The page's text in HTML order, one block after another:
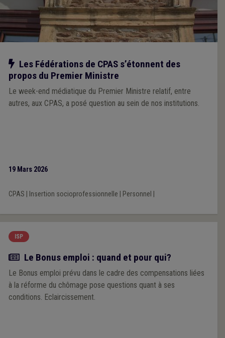
Notre action
Les Fédérations de CPAS s’étonnent des
propos du Premier Ministre
Le week-end médiatique du Premier Ministre relatif, entre
autres, aux CPAS, a posé question au sein de nos institutions.
19 Mars 2026
CPAS Insertion socioprofessionnelle Personnel
ISP
Actualité
Le Bonus emploi : quand et pour qui?
Le Bonus emploi prévu dans le cadre des compensations liées
à la réforme du chômage pose questions quant à ses
conditions. Eclaircissement.